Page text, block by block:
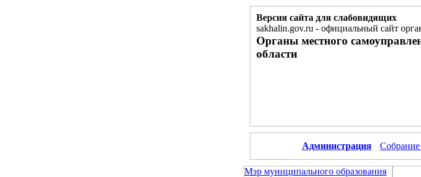
Версия сайта для слабовидящих
sakhalin.gov.ru - официальный сайт
Органы местного
области
Администрация Собрание
Мэр муниципального образования